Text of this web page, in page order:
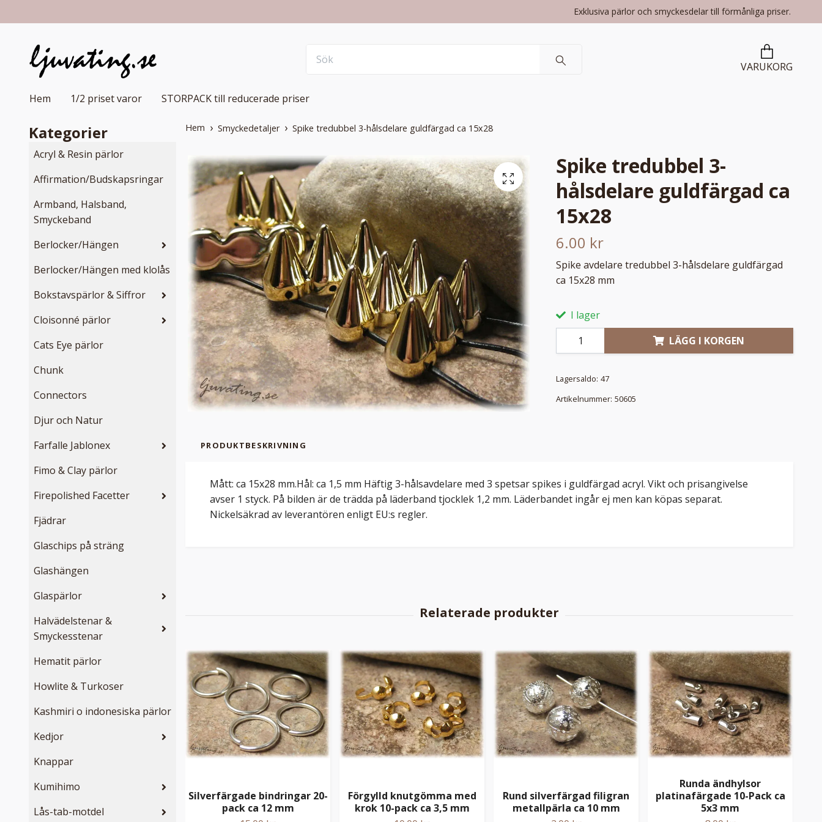
Exklusiva pärlor och smyckesdelar till förmånliga priser.
VARUKORG
Hem 1/2 priset varor STORPACK till reducerade priser
Kategorier
Acryl & Resin pärlor
Affirmation/Budskapsringar
Armband, Halsband,
Smyckeband
Berlocker/Hängen
Berlocker/Hängen med klolås
Bokstavspärlor & Siffror
Cloisonné pärlor
Cats Eye pärlor
Chunk
Connectors
Djur och Natur
Farfalle Jablonex
Fimo & Clay pärlor
Firepolished Facetter
Fjädrar
Glaschips på sträng
Glashängen
Glaspärlor
Halvädelstenar &
Smyckesstenar
Hematit pärlor
Howlite & Turkoser
Kashmiri o indonesiska pärlor
Kedjor
Knappar
Kumihimo
Lås-tab-motdel
Hem Smyckedetaljer Spike tredubbel 3-hålsdelare guldfärgad ca 15x28
Spike tredubbel 3-
hålsdelare guldfärgad ca
15x28
6.00 kr
Spike avdelare tredubbel 3-hålsdelare guldfärgad
ca 15x28 mm
I lager
LÄGG I KORGEN
Lagersaldo: 47
Artikelnummer: 50605
PRODUKTBESKRIVNING
Mått: ca 15x28 mm.Hål: ca 1,5 mm Häftig 3-hålsavdelare med 3 spetsar spikes i guldfärgad acryl. Vikt och prisangivelse
avser 1 styck. På bilden är de trädda på läderband tjocklek 1,2 mm. Läderbandet ingår ej men kan köpas separat.
Nickelsäkrad av leverantören enligt EU:s regler.
Silverfärgade bindringar 20-
pack ca 12 mm
Förgylld knutgömma med
krok 10-pack ca 3,5 mm
Rund silverfärgad filigran
metallpärla ca 10 mm
Runda ändhylsor
platinafärgade 10-Pack ca
5x3 mm